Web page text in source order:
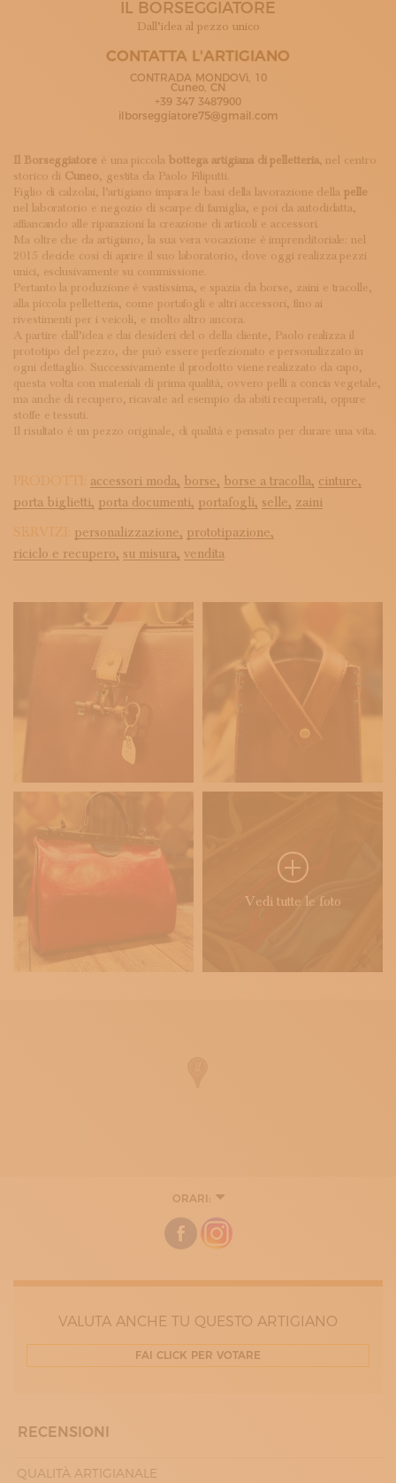
ISCRIVITI ALLA NEWSLETTER
LOGIN
IL BORSEGGIATORE
Dall’idea al pezzo unico
CONTATTA L'ARTIGIANO
CONTRADA MONDOVì, 10
Cuneo, CN
+39 347 3487900
ilborseggiatore75@gmail.com
Il Borseggiatore è una piccola bottega artigiana di pelletteria, nel centro
storico di Cuneo, gestita da Paolo Filiputti.
Figlio di calzolai, l’artigiano impara le basi della lavorazione dellapelle
nel laboratorio e negozio di scarpe di famiglia, e poi da autodidatta,
affiancando alle riparazioni la creazione di articoli e accessori.
Ma oltre che da artigiano, la sua vera vocazione è imprenditoriale: nel
2015 decide così di aprire il suo laboratorio, dove oggi realizza pezzi
unici, esclusivamente su commissione.
Pertanto la produzione è vastissima, e spazia da borse, zaini e tracolle,
alla piccola pelletteria, come portafogli e altri accessori, fino ai
rivestimenti per i veicoli, e molto altro ancora.
A partire dall’idea e dai desideri del o della cliente, Paolo realizza il
prototipo del pezzo, che può essere perfezionato e personalizzato in
ogni dettaglio. Successivamente il prodotto viene realizzato da capo,
questa volta con materiali di prima qualità, ovvero pelli a concia vegetale,
ma anche di recupero, ricavate ad esempio da abiti recuperati, oppure
stoffe e tessuti.
Il risultato è un pezzo originale, di qualità e pensato per durare una vita.
PRODOTTI: accessori moda, borse, borse a tracolla, cinture,
porta biglietti, porta documenti, portafogli, selle, zaini
SERVIZI: personalizzazione, prototipazione,
riciclo e recupero, su misura, vendita
Vedi tutte le foto
ORARI:
08:00 - 19:00
MERCOLEDÌ
08:00 - 19:00
08:00 - 19:00
08:00 - 12:30
15:30 - 19:00
VALUTA ANCHE TU QUESTO ARTIGIANO
FAI CLICK PER VOTARE
RECENSIONI
QUALITÀ ARTIGIANALE